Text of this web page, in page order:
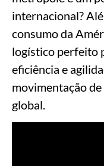
internacional?
consumo da
logístico perfeito
eficiência e
movimentação
global.